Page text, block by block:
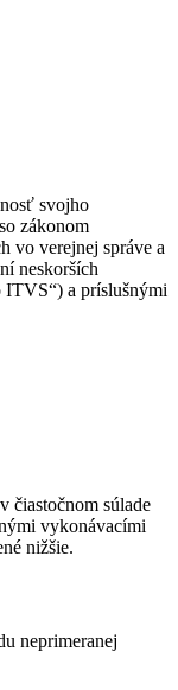
svojho
zákonom
vo verejnej správe a
neskorších
ITVS“) a príslušnými
čiastočnom súlade
vykonávacími
nižšie.
neprimeranej